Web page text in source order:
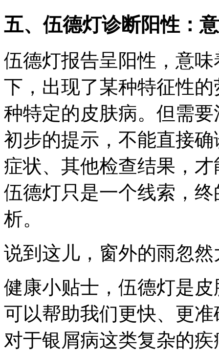
五、伍德灯诊断阳性：
伍德灯报告呈阳性，意
下，出现了某种特征性
种特定的皮肤病。但需
初步的提示，不能直接
症状、其他检查结果，
伍德灯只是一个线索，
析。
说到这儿，窗外的雨忽然
健康小贴士，伍德灯是
可以帮助我们更快、更
对于银屑病这类复杂的